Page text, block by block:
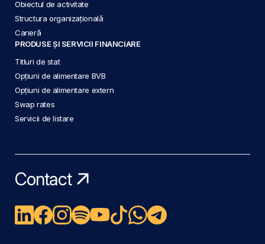
Obiectul de activitate
Structura organizațională
Carieră
PRODUSE ȘI SERVICII FINANCIARE
Titluri de stat
Opțiuni de alimentare BVB
Opțiuni de alimentare extern
Swap rates
Servicii de listare
Contact